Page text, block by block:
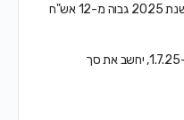
1. בעל עסק שמחזור ההכנסות שלו בשנת 2025 גבוה מ-12 אש"ח
עסק שנפתח לאחר ה-1.1.25 ולפני ה-1.7.25, יחשב את סך